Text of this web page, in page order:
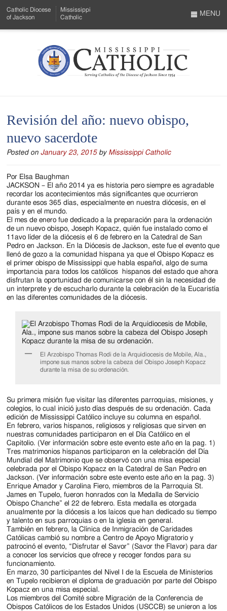
to
Menu
Content
Catholic Diocese
of Jackson
Mississippi
Catholic
Mississippi
Serving
Catholics
of
the
Diocese
of
Jackson
Since
1954
MENU
Revisión del año: nuevo obispo,
nuevo sacerdote
Posted onJanuary 23, 2015 by Mississippi Catholic
Por Elsa Baughman
JACKSON – El año 2014 ya es historia pero siempre es agradable
recordar los acontecimientos más significantes que ocurrieron
durante esos 365 días, especialmente en nuestra diócesis, en el
país y en el mundo.
El mes de enero fue dedicado a la preparación para la ordenación
de un nuevo obispo, Joseph Kopacz, quién fue instalado como el
11avo líder de la diócesis el 6 de febrero en la Catedral de San
Pedro en Jackson. En la Diócesis de Jackson, este fue el evento que
llenó de gozo a la comunidad hispana ya que el Obispo Kopacz es
el primer obispo de Mississippi que habla español, algo de suma
importancia para todos los católicos hispanos del estado que ahora
disfrutan la oportunidad de comunicarse con él sin la necesidad de
un interprete y de escucharlo durante la celebración de la Eucaristía
en las diferentes comunidades de la diócesis.
El Arzobispo Thomas Rodi de la Arquidiocesis de Mobile, Ala.,
impone sus manos sobre la cabeza del Obispo Joseph Kopacz
durante la misa de su ordenación.
Su primera misión fue visitar las diferentes parroquias, misiones, y
colegios, lo cual inició justo días después de su ordenación. Cada
edición de Mississippi Católico incluye su columna en español.
En febrero, varios hispanos, religiosos y religiosas que sirven en
nuestras comunidades participaron en el Día Católico en el
Capitolio. (Ver información sobre este evento este año en la pag. 1)
Tres matrimonios hispanos participaron en la celebración del Día
Mundial del Matrimonio que se observó con una misa especial
celebrada por el Obispo Kopacz en la Catedral de San Pedro en
Jackson. (Ver información sobre este evento este año en la pag. 3)
Enrique Amador y Carolina Fiero, miembros de la Parroquia St.
James en Tupelo, fueron honrados con la Medalla de Servicio
Obispo Chanche” el 22 de febrero. Esta medalla es otorgada
anualmente por la diócesis a los laicos que han dedicado su tiempo
y talento en sus parroquias o en la iglesia en general.
También en febrero, la Clínica de Inmigración de Caridades
Católicas cambió su nombre a Centro de Apoyo Migratorio y
patrocinó el evento, “Disfrutar el Savor” (Savor the Flavor) para dar
a conocer los servicios que ofrece y recoger fondos para su
funcionamiento.
En marzo, 30 participantes del Nivel I de la Escuela de Ministerios
en Tupelo recibieron el diploma de graduación por parte del Obispo
Kopacz en una misa especial.
Los miembros del Comité sobre Migración de la Conferencia de
Obispos Católicos de los Estados Unidos (USCCB) se unieron a los